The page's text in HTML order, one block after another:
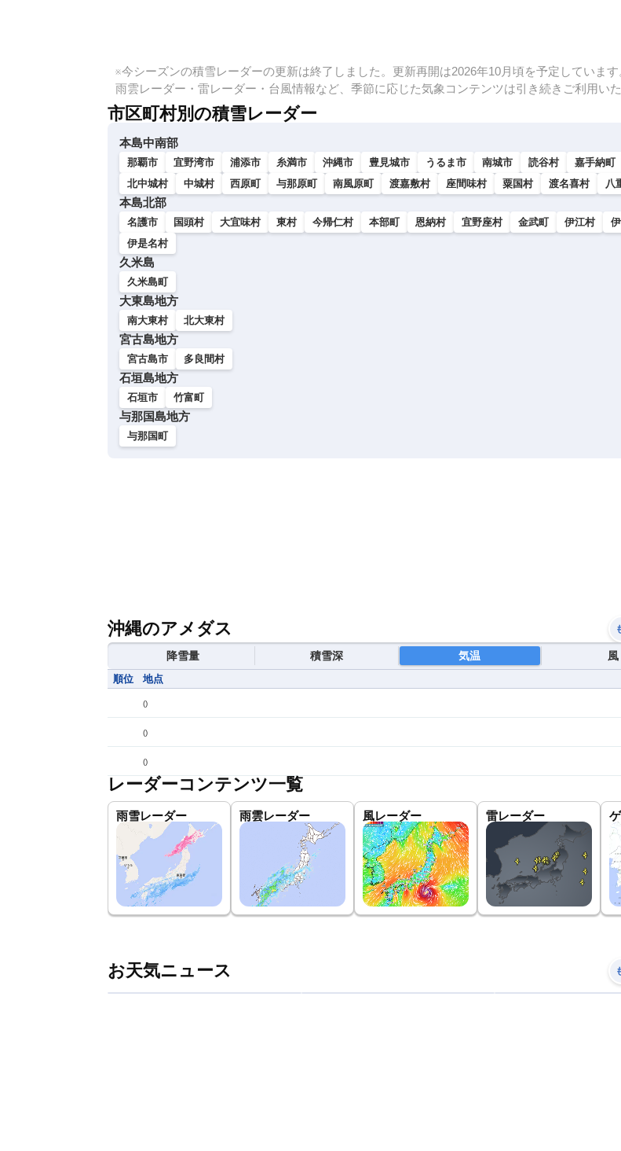
※今シーズンの積雪レーダーの更新は終了しました。更新再開は2026年10月頃を予定しています
雨雲レーダー・雷レーダー・台風情報など、季節に応じた気象コンテンツは引き続きご利用いた
市区町村別の積雪レーダー
本島中南部
那覇市 宜野湾市 浦添市 糸満市 沖縄市 豊見城市 うるま市 南城市 読谷村 嘉手納町
北中城村
中城村 西原町 与那原町 南風原町 渡嘉敷村 座間味村 粟国村 渡名喜村 八
本島北部
名護市 国頭村 大宜味村 東村 今帰仁村 本部町 恩納村 宜野座村 金武町 伊江村
伊是名村
久米島
久米島町
大東島地方
南大東村 北大東村
宮古島地方
宮古島市 多良間村
石垣島地方
石垣市 竹富町
与那国島地方
与那国町
沖縄のアメダス
降雪量 積雪深 気温 風
順位 地点
()
()
()
レーダーコンテンツ一覧
雨雪レーダー 雨雲レーダー 風レーダー 雷レーダー
お天気ニュース